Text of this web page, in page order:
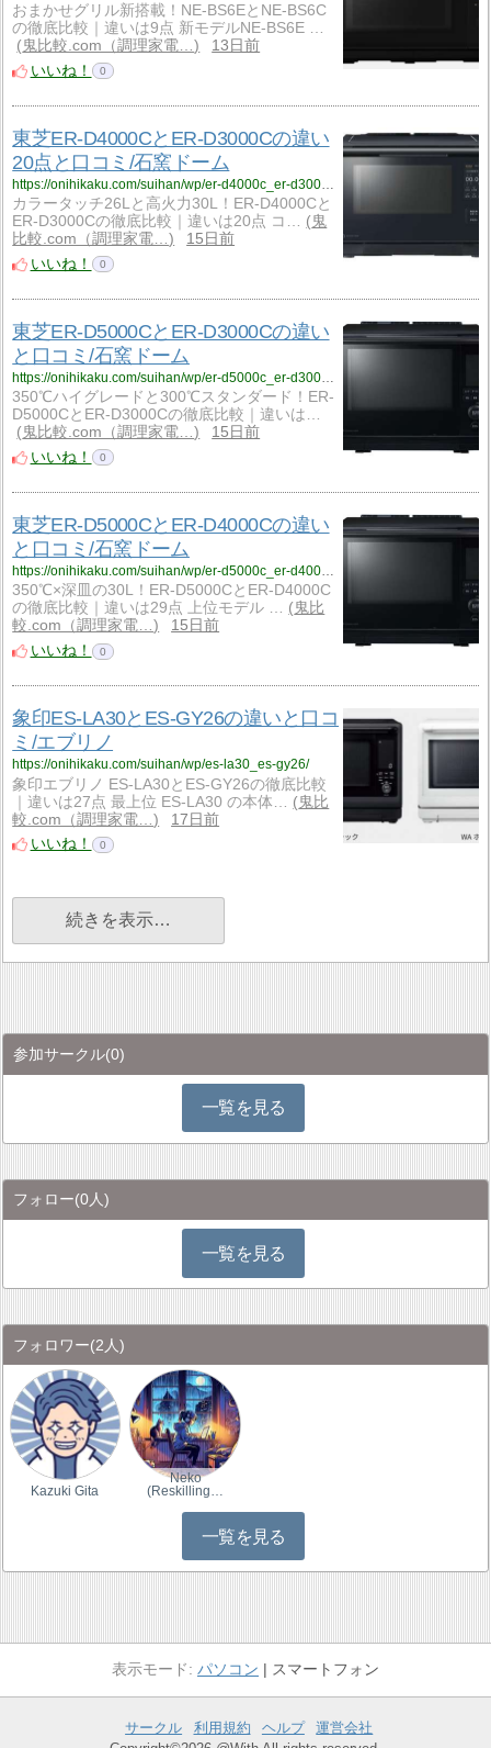
おまかせグリル新搭載！NE-BS6EとNE-BS6C
の徹底比較｜違いは9点 新モデルNE-BS6E …
鬼比較.com（調理家電…
13日前
いいね！
0
東芝ER-D4000CとER-D3000Cの違い
20点と口コミ/石窯ドーム
カラータッチ26Lと高火力30L！ER-D4000Cと
ER-D3000Cの徹底比較｜違いは20点 コ…
鬼
比較.com（調理家電…
15日前
いいね！
0
東芝ER-D5000CとER-D3000Cの違い
と口コミ/石窯ドーム
350℃ハイグレードと300℃スタンダード！ER-
D5000CとER-D3000Cの徹底比較｜違いは…
鬼比較.com（調理家電…
15日前
いいね！
0
東芝ER-D5000CとER-D4000Cの違い
と口コミ/石窯ドーム
https://onihikaku.com/suihan/wp/er-d5000c_er-d4000c/
350℃×深皿の30L！ER-D5000CとER-D4000C
の徹底比較｜違いは29点 上位モデル …
鬼比
較.com（調理家電…
15日前
いいね！
0
象印ES-LA30とES-GY26の違いと口コ
ミ/エブリノ
https://onihikaku.com/suihan/wp/es-la30_es-gy26/
象印エブリノ ES-LA30とES-GY26の徹底比較
｜違いは27点 最上位 ES-LA30 の本体…
鬼比
較.com（調理家電…
17日前
いいね！
0
続きを表示…
参加サークル(0)
一覧を見る
フォロー(0人)
一覧を見る
フォロワー(2人)
Kazuki Gita
Neko
(Reskilling…
一覧を見る
パソコン スマートフォン
サークル 利用規約 ヘルプ
運営会社